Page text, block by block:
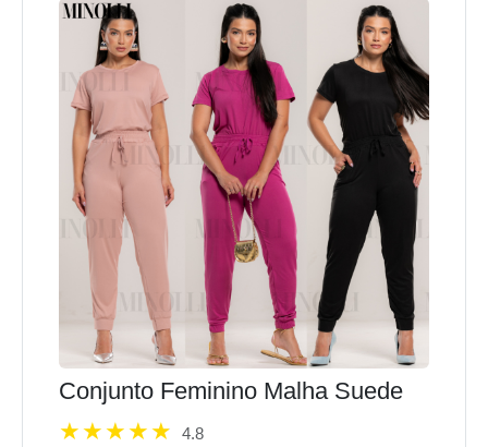
Conjunto Feminino Malha Suede
4.8